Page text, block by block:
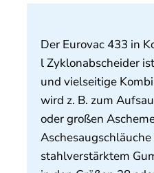
KontaktDer Eurovac 433 in
l Zyklonabscheider
und vielseitige
wird z. B. zum
oder großen
stahlverstärktem